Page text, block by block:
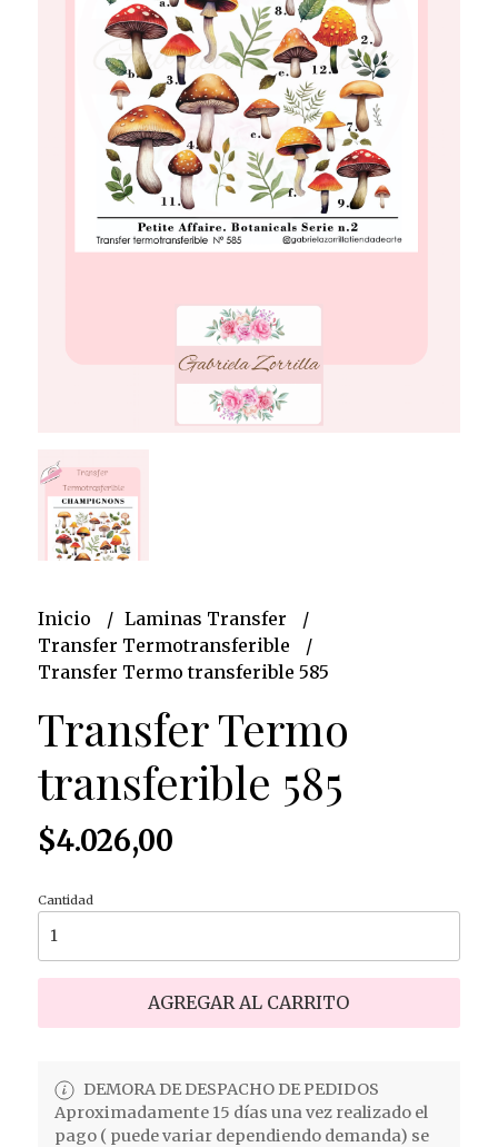
Inicio
Laminas Transfer
Transfer Termotransferible
Transfer Termo transferible 585
Transfer Termo
transferible 585
$4.026,00
Cantidad
AGREGAR AL CARRITO
DEMORA DE DESPACHO DE PEDIDOS
Aproximadamente 15 días una vez realizado el
pago ( puede variar dependiendo demanda) se